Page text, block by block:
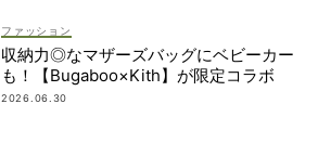
ファッション
収納力◎なマザーズバッグにベビーカー
も！【Bugaboo×Kith】が限定コラボ
2026.06.30